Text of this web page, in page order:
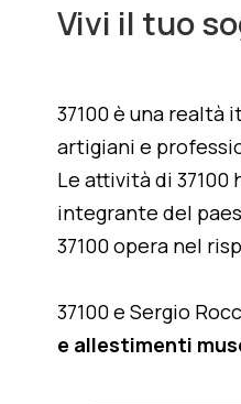
Vivi il tuo
37100 è una realtà
artigiani e
Le attività di
integrante del
37100 opera nel
37100 e Sergio
e allestimenti